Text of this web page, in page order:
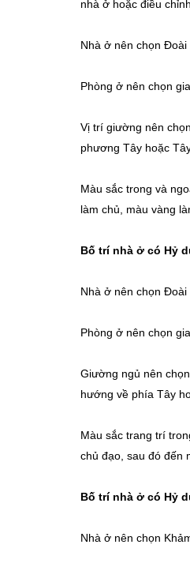
nhà ở hoặc điều
Nhà ở nên chọn
Phòng ở nên chọn
Vị trí giường nên
phương Tây hoặc
Màu sắc trong và
làm chủ, màu vàng
Bố trí nhà ở có Hỷ
Nhà ở nên chọn
Phòng ở nên chọn
Giường ngủ nên
hướng về phía Tây
Màu sắc trang trí
chủ đạo, sau đó đến
Bố trí nhà ở có Hỷ
Nhà ở nên chọn